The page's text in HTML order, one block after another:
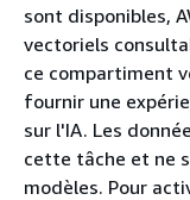
sont disponibles,
vectoriels
ce compartiment
fournir une
sur l'IA. Les
cette tâche et ne
modèles. Pour